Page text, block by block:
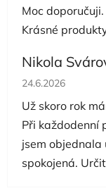
Moc
Krásné
Nikola
Hodnocení
24.6.2026
Už skoro rok
Při každodenní
jsem objednala
spokojená.